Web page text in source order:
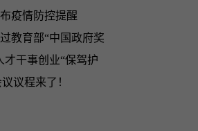
疫情防控提醒
教育部“中国政府奖
才干事创业“保驾护
议程来了！